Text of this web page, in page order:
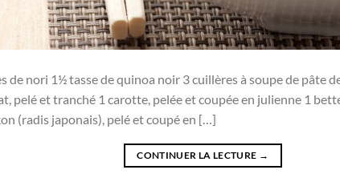
de nori 1½ tasse de quinoa noir 3 cuillères à soupe de pâte
pelé et tranché 1 carotte, pelée et coupée en julienne 1
(radis japonais), pelé et coupé en […]
CONTINUER LA LECTURE →